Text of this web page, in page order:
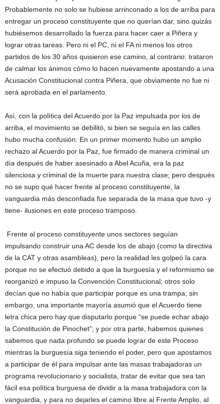
Probablemente no solo se hubiese arrinconado a los de arriba para
entregar un proceso constituyente que no querían dar, sino quizás
hubiésemos desarrollado la fuerza para hacer caer a Piñera y
lograr otras tareas. Pero ni el PC, ni el FA ni menos los otros
partidos de los 30 años quisieron ese camino, al contrario: trataron
de calmar los ánimos cómo lo hacen nuevamente apostando a una
Acusación Constitucional contra Piñera, que obviamente no fue ni
será aprobada en el parlamento.
Así, con la política del Acuerdo por la Paz impulsada por los de
arriba, el movimiento se debilitó, si bien se seguía en las calles
hubo mucha confusión: En un primer momento hubo un amplio
rechazo al Acuerdo por la Paz, fue firmado de manera criminal un
día después de haber asesinado a Abel Acuña, era la paz
silenciosa y criminal de la muerte para nuestra clase; pero después
no se supo qué hacer frente al proceso constituyente, la
vanguardia más desconfiada fue separada de la masa que tuvo -y
tiene- ilusiones en este proceso tramposo.
Frente al proceso constituyente unos sectores seguían
impulsando construir una AC desde los de abajo (como la directiva
de la CAT y otras asambleas), pero la realidad les golpeó la cara
porque no se efectuó debido a que la burguesía y el reformismo se
reorganizó e impuso la Convención Constitucional; otros solo
decían que no había que participar porque es una trampa; sin
embargo, una importante mayoría asumió que el Acuerdo tiene
letra chica pero hay que disputarlo porque “se puede echar abajo
la Constitución de Pinochet”; y por otra parte, habemos quienes
sabemos que nada profundo se puede lograr de este Proceso
mientras la burguesía siga teniendo el poder, pero que apostamos
a participar de él para impulsar ante las masas trabajadoras un
programa revolucionario y socialista, tratar de evitar que sea tan
fácil esa política burguesa de dividir a la masa trabajadora con la
vanguardia, y para no dejarles el camino libre al Frente Amplio, al